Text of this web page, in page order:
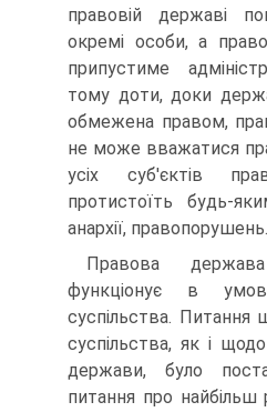
правовій державі
окремі особи, а
припустиме
тому доти, доки
обмежена правом,
не може вважатися
усіх суб'єктів
протистоїть будь-
анархії, правопорушень.
Правова
функціонує в
суспільства. Питання
суспільства, як і
держави, було
питання про найбільш